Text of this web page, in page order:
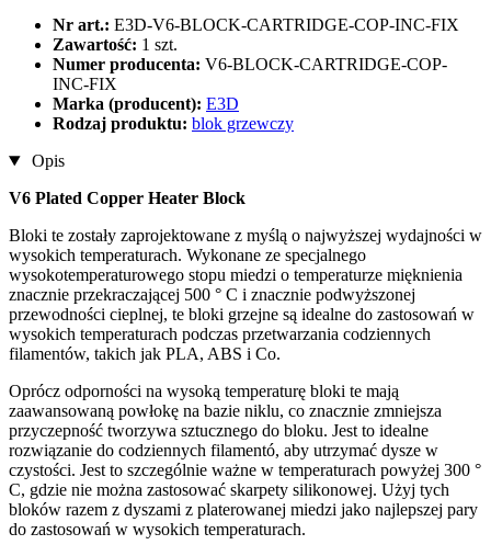
Nr art.: E3D-V6-BLOCK-CARTRIDGE-COP-INC-FIX
Zawartość: 1 szt.
Numer producenta: V6-BLOCK-CARTRIDGE-COP-
INC-FIX
Marka (producent): E3D
Rodzaj produktu: blok grzewczy
Opis
V6 Plated Copper Heater Block
Bloki te zostały zaprojektowane z myślą o najwyższej wydajności w
wysokich temperaturach. Wykonane ze specjalnego
wysokotemperaturowego stopu miedzi o temperaturze mięknienia
znacznie przekraczającej 500 ° C i znacznie podwyższonej
przewodności cieplnej, te bloki grzejne są idealne do zastosowań w
wysokich temperaturach podczas przetwarzania codziennych
filamentów, takich jak PLA, ABS i Co.
Oprócz odporności na wysoką temperaturę bloki te mają
zaawansowaną powłokę na bazie niklu, co znacznie zmniejsza
przyczepność tworzywa sztucznego do bloku. Jest to idealne
rozwiązanie do codziennych filamentó, aby utrzymać dysze w
czystości. Jest to szczególnie ważne w temperaturach powyżej 300 °
C, gdzie nie można zastosować skarpety silikonowej. Użyj tych
bloków razem z dyszami z platerowanej miedzi jako najlepszej pary
do zastosowań w wysokich temperaturach.